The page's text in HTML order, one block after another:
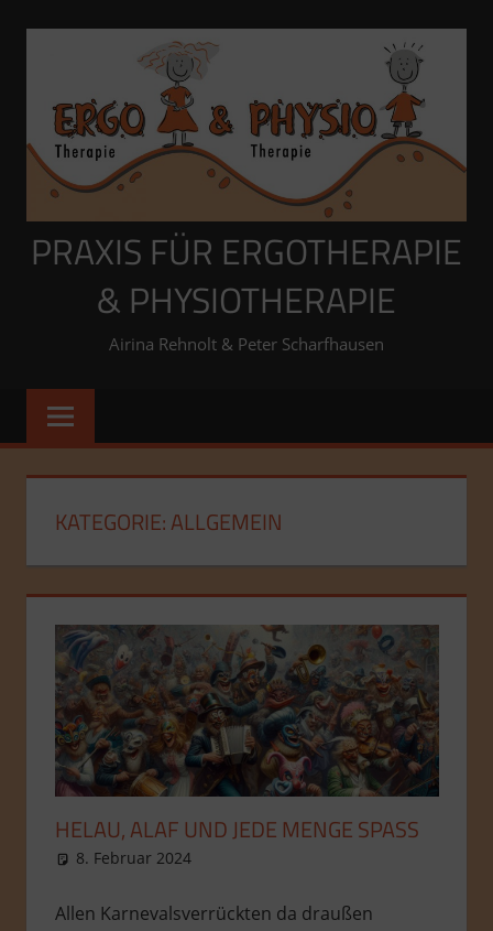
PRAXIS FÜR ERGOTHERAPIE
& PHYSIOTHERAPIE
Airina Rehnolt & Peter Scharfhausen
KATEGORIE:ALLGEMEIN
HELAU, ALAF UND JEDE MENGE SPASS
8. Februar 2024
Allen Karnevalsverrückten da draußen